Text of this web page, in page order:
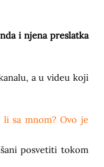
i njena preslatka
a u videu koji
sa mnom? Ovo je
posvetiti tokom